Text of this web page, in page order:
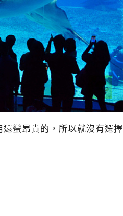
蠻昂貴的，所以就沒有選擇